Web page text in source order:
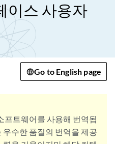
이스 사용자
Go to English page
프트웨어를 사용해 번역됩
수한 품질의 번역을 제공